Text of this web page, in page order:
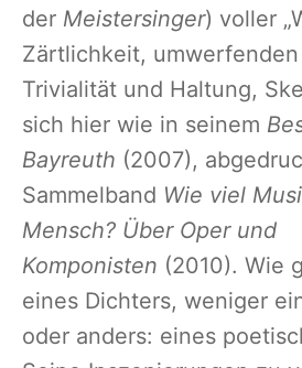
der Meistersinger) voller
Zärtlichkeit,
Trivialität und Haltung,
sich hier wie in seinem
Bayreuth (2007),
Sammelband Wie viel
Mensch? Über Oper und
Komponisten (2010). Wie
eines Dichters, weniger
oder anders: eines